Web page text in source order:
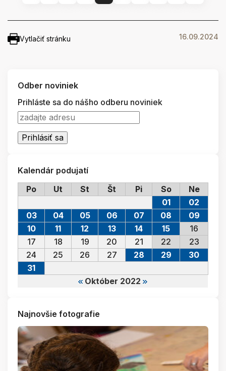
Vytlačiť stránku 16.09.2024
Odber noviniek
Prihláste sa do nášho odberu noviniek
Kalendár podujatí
Po
Ut St Št Pi So Ne
Október 2022
01
02
03
04 05 06 07 08
09
10
11 12 13 14 15
16
17
18 19 20 21 22
23
24
25 26 27 28 29
30
31
Najnovšie fotografie